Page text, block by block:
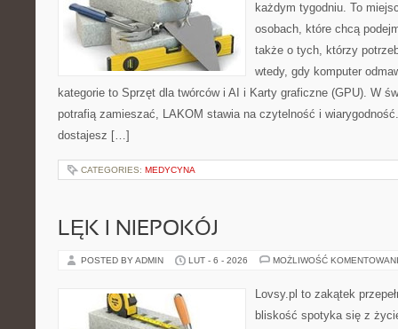
każdym tygodniu. To
osobach, które chcą
także o tych, którzy
wtedy, gdy komputer
kategorie to Sprzęt dla twórców i AI i Karty graficzne (GPU). W
potrafią zamieszać, LAKOM stawia na czytelność i
dostajesz […]
CATEGORIES: MEDYCYNA
LĘK I NIEPOKÓJ
POSTED BY ADMIN LUT - 6 - 2026 MOŻLIWOŚĆ
Lovsy.pl to zakątek
bliskość spotyka się z